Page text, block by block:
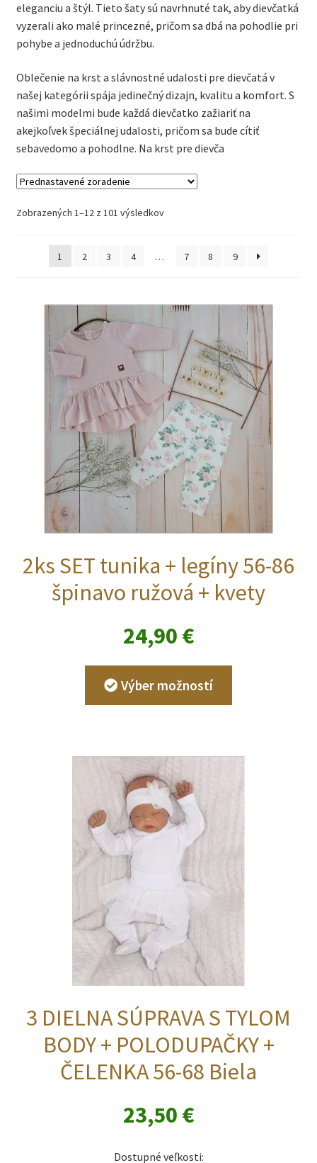
eleganciu a štýl. Tieto šaty sú navrhnuté tak, aby dievčatká
vyzerali ako malé princezné, pričom sa dbá na pohodlie pri
pohybe a jednoduchú údržbu.
Oblečenie na krst a slávnostné udalosti pre dievčatá v
našej kategórii spája jedinečný dizajn, kvalitu a komfort. S
našimi modelmi bude každá dievčatko zažiariť na
akejkoľvek špeciálnej udalosti, pričom sa bude cítiť
sebavedomo a pohodlne. Na krst pre dievča
Zobrazených 1–12 z 101 výsledkov
1 2 3 4 … 7 8 9
2ks SET tunika + legíny 56-86
špinavo ružová + kvety
24,90 €
Výber možností
má
Možnosti
stránke
produktu.
3 DIELNA SÚPRAVA S TYLOM
BODY + POLODUPAČKY +
ČELENKA 56-68 Biela
23,50 €
Dostupné veľkosti: